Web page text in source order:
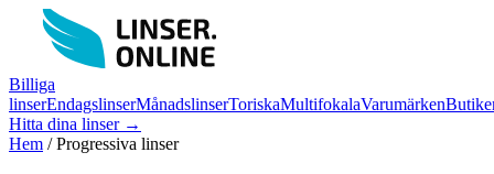
Billiga
linserEndagslinserMånadslinserToriskaMultifokalaVarumärken
Hitta dina linser →
Hem /Progressiva linser